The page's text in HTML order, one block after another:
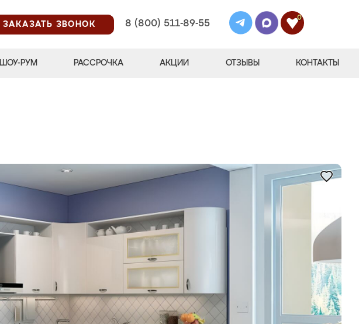
ЗАКАЗАТЬ ЗВОНОК
8 (800) 511-89-55
0
ШОУ-РУМ РАССРОЧКА АКЦИИ ОТЗЫВЫ КОНТАКТЫ